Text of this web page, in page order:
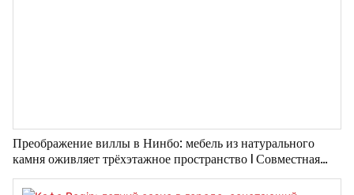
Преображение виллы в Нинбо: мебель из натурального
камня оживляет трёхэтажное пространство | Совместная
работа Чуньфу и г-на Чэня